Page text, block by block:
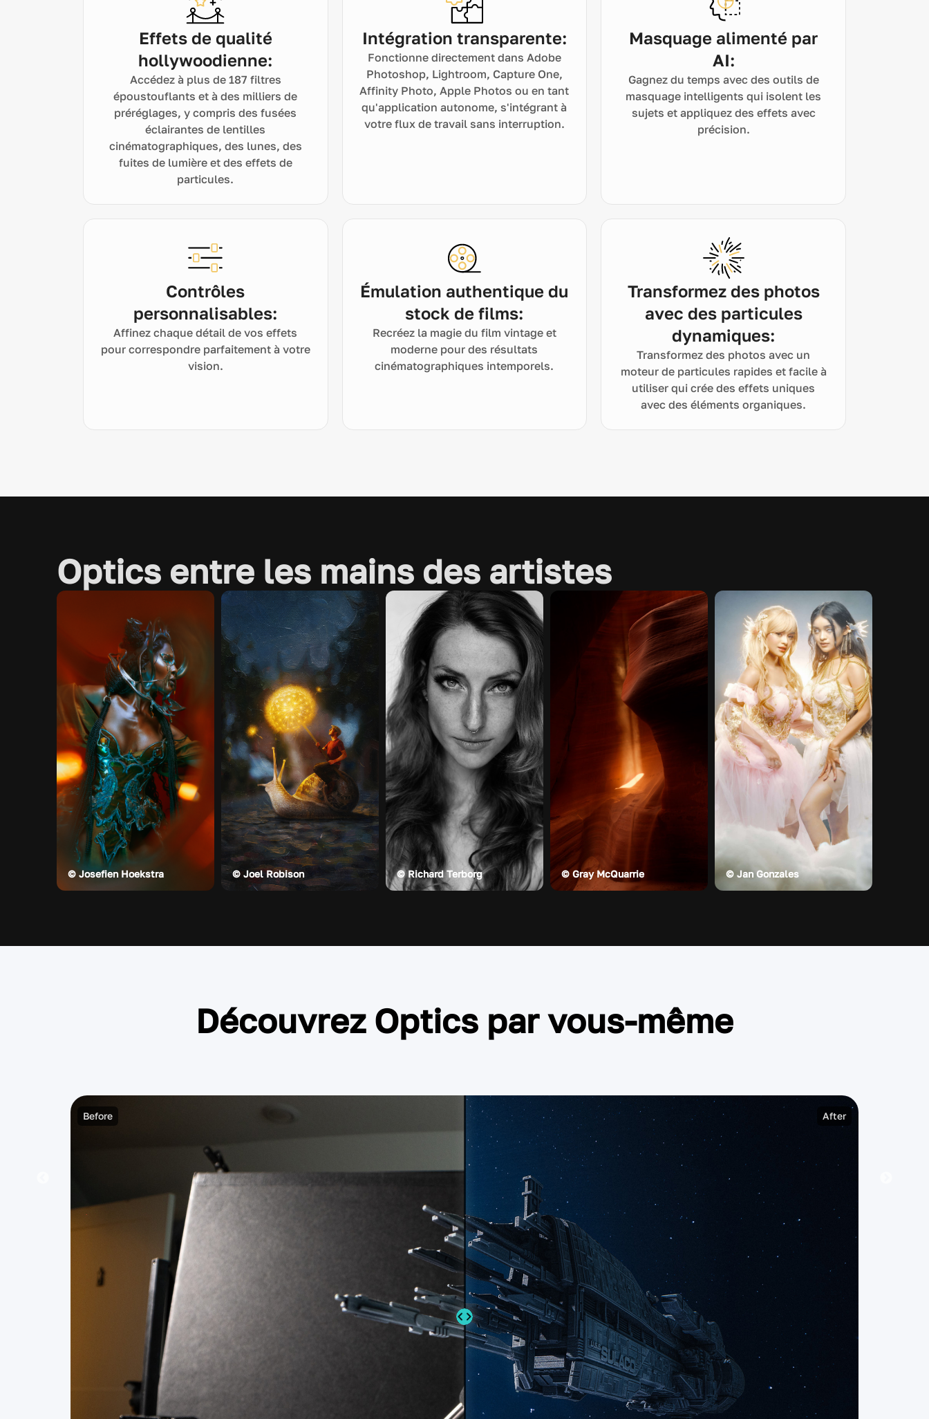
Effets de qualité
hollywoodienne:
Accédez à plus de 187 filtres
époustouflants et à des milliers de
préréglages, y compris des fusées
éclairantes de lentilles
cinématographiques, des lunes, des
fuites de lumière et des effets de
particules.
Intégration transparente:
Fonctionne directement dans Adobe
Photoshop, Lightroom, Capture One,
Affinity Photo, Apple Photos ou en tant
qu'application autonome, s'intégrant à
votre flux de travail sans interruption.
Masquage alimenté par
AI:
Gagnez du temps avec des outils de
masquage intelligents qui isolent les
sujets et appliquez des effets avec
précision.
Contrôles
personnalisables:
Affinez chaque détail de vos effets
pour correspondre parfaitement à votre
vision.
Émulation authentique du
stock de films:
Recréez la magie du film vintage et
moderne pour des résultats
cinématographiques intemporels.
Transformez des photos
avec des particules
dynamiques:
Transformez des photos avec un
moteur de particules rapides et facile à
utiliser qui crée des effets uniques
avec des éléments organiques.
Optics entre les mains des artistes
© Josefien Hoekstra © Joel Robison © Richard Terborg © Gray McQuarrie © Jan Gonzales
Découvrez Optics par vous-même